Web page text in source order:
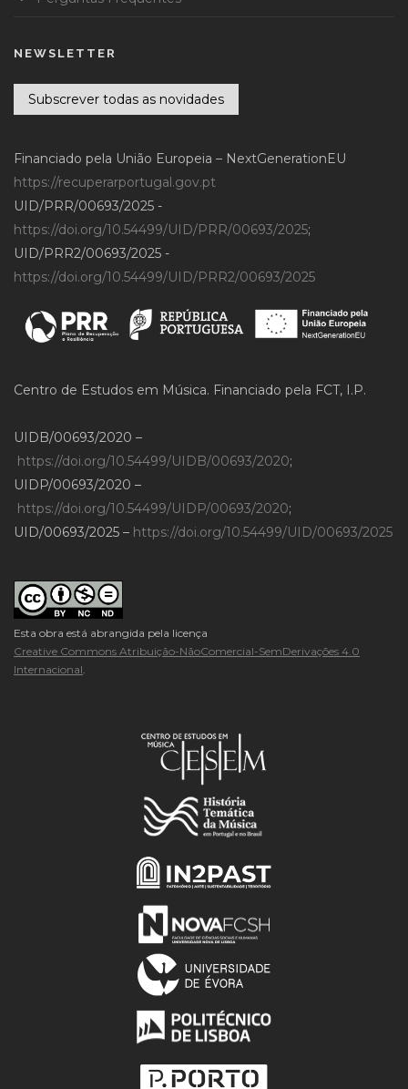
NEWSLETTER
Subscrever todas as novidades
Financiado pela União Europeia – NextGenerationEU
https://recuperarportugal.gov.pt
UID/PRR/00693/2025 -
https://doi.org/10.54499/UID/PRR/00693/2025;
UID/PRR2/00693/2025 -
https://doi.org/10.54499/UID/PRR2/00693/2025
Centro de Estudos em Música. Financiado pela FCT, I.P.
UIDB/00693/2020 –
https://doi.org/10.54499/UIDB/00693/2020;
UIDP/00693/2020 –
https://doi.org/10.54499/UIDP/00693/2020;
UID/00693/2025 – https://doi.org/10.54499/UID/00693/2025
Esta obra está abrangida pela licença
Creative Commons Atribuição-NãoComercial-SemDerivações 4.0
Internacional.